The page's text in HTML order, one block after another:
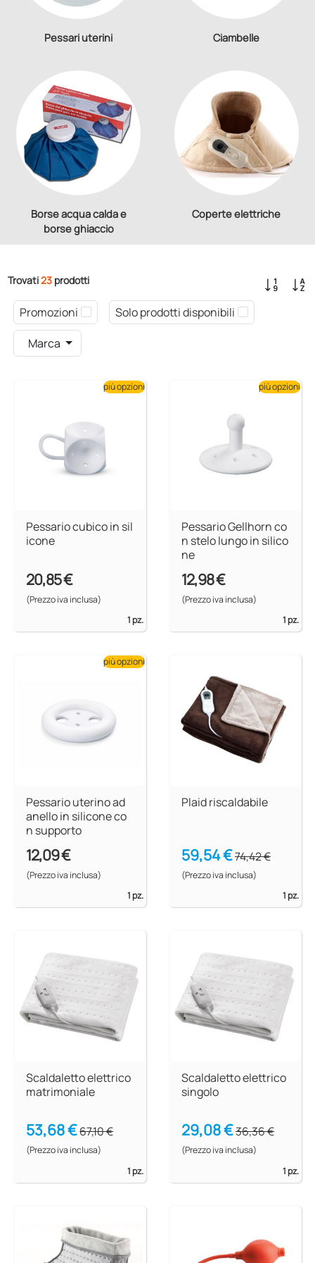
Pessari uterini Ciambelle
Borse acqua calda e
borse ghiaccio
Coperte elettriche
Trovati23 prodotti
Promozioni
Solo prodotti disponibili
Marca
Pessario cubico in sil
icone
20,85 €
(Prezzo iva inclusa)
1 pz.
più opzioni
Pessario Gellhorn co
n stelo lungo in silico
ne
12,98 €
(Prezzo iva inclusa)
1 pz.
più opzioni
Pessario uterino ad
anello in silicone co
n supporto
12,09 €
(Prezzo iva inclusa)
1 pz.
più opzioni
Plaid riscaldabile
59,54 €74,42 €
(Prezzo iva inclusa)
1 pz.
Scaldaletto elettrico
matrimoniale
53,68 €67,10 €
(Prezzo iva inclusa)
1 pz.
Scaldaletto elettrico
singolo
29,08 €36,36 €
(Prezzo iva inclusa)
1 pz.